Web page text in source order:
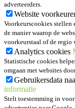
adverteerders.
Website
Voorkeurscookies stellen
de manier waarop de
voorkeurstaal of de regio
Analytics cookies
Statistische cookies
omgaan met websites
Gebruikersdata
informatie
Stelt toestemming in